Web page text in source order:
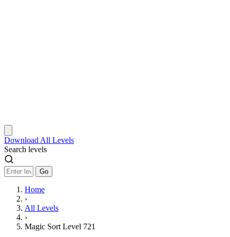
Download All Levels
Search levels
Go
Home
›
All Levels
›
Magic Sort Level 721